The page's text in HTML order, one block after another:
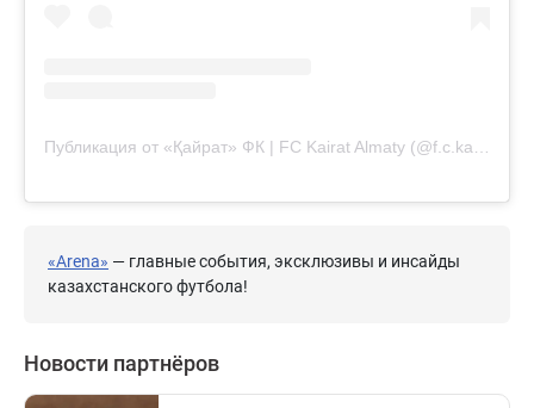
«Arena» — главные события, эксклюзивы и инсайды
казахстанского футбола!